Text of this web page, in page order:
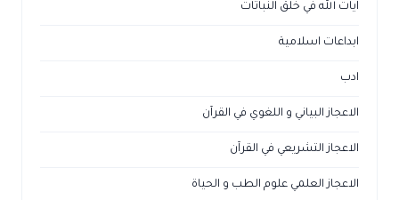
آيات الله في خلق النباتات
ابداعات اسلامية
ادب
الاعجاز البياني و اللغوي في القرآن
الاعجاز التشريعي في القرآن
الاعجاز العلمي علوم الطب و الحياة